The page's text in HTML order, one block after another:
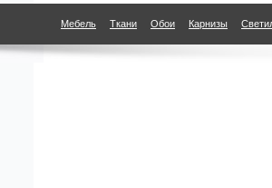
Мебель Ткани Обои Карнизы